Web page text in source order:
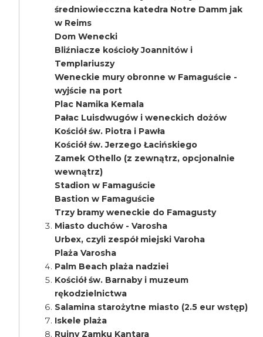
średniowiecczna katedra Notre Damm jak
w Reims
Dom Wenecki
Bliźniacze kościoły Joannitów i
Templariuszy
Weneckie mury obronne w Famaguście -
wyjście na port
Plac Namika Kemala
Pałac Luisdwugów i weneckich dożów
Kościół św. Piotra i Pawła
Kościół św. Jerzego Łacińskiego
Zamek Othello (z zewnątrz, opcjonalnie
wewnątrz)
Stadion w Famaguście
Bastion w Famaguście
Trzy bramy weneckie do Famagusty
Miasto duchów - Varosha
Urbex, czyli zespół miejski Varoha
Plaża Varosha
Palm Beach plaża nadziei
Kościół św. Barnaby i muzeum
rękodzielnictwa
Salamina starożytne miasto (2.5 eur wstęp)
Iskele plaża
Ruiny Zamku Kantara